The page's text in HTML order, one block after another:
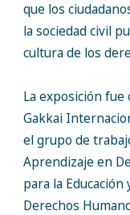
que los
la sociedad civil
cultura de los
La exposición fue
Gakkai
el grupo de
Aprendizaje en
para la
Derechos